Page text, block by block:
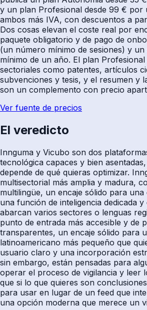
y un plan Profesional desde 99 € por
ambos más IVA, con descuentos a
Dos cosas elevan el coste real por
paquete obligatorio y de pago de
(un número mínimo de sesiones) y
mínimo de un año. El plan
sectoriales como patentes, artículos
subvenciones y tesis, y el resumen y
son un complemento con precio
Ver fuente de precios
El veredicto
Innguma y Vicubo son dos
tecnológica capaces y bien
depende de qué quieras optimizar.
multisectorial más amplia y madura,
multilingüe, un encaje sólido para
una función de inteligencia dedicada y
abarcan varios sectores o lenguas
punto de entrada más accesible y de
transparentes, un encaje sólido para
latinoamericano más pequeño que
usuario claro y una incorporación
sin embargo, están pensadas para
operar el proceso de vigilancia y leer
que si lo que quieres son
para usar en lugar de un feed que
una opción moderna que merece un